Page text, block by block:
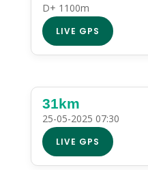
D+ 1100m
LIVE GPS
31km
25-05-2025 07:30
LIVE GPS